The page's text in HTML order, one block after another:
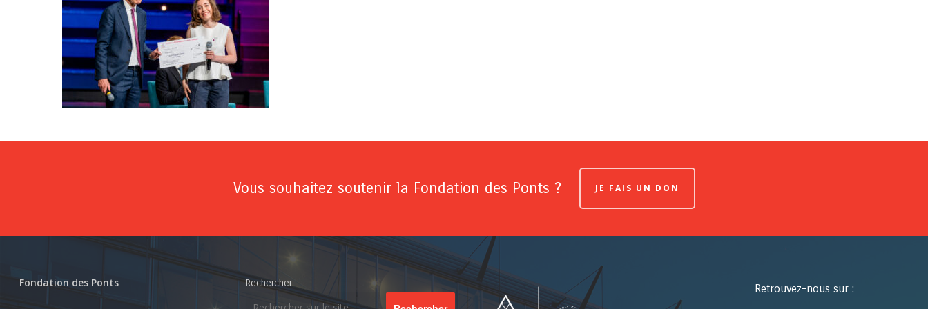
Vous souhaitez soutenir la Fondation des Ponts ? JE FAIS UN DON
Fondation des Ponts Rechercher Retrouvez-nous sur :